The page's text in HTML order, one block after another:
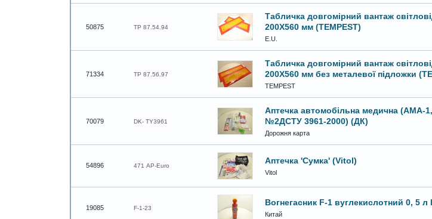
50875 TP 87.54.94
Табличка довгомірний вантаж
200Х560 мм (TEMPEST)
E.U.
71334 TP 87.56.97
Табличка довгомірний вантаж
200Х560 мм без металевої підложки
TEMPEST
70079 DK- TY3961
Аптечка автомобільна медична (АМА-1,
№2ДСТУ 3961-2000) (ДК)
Дорожня карта
54896 471 АР-Euro
Аптечка 'Сумка' (Vitol)
Vitol
19085 F-1-23
Вогнегасник F-1 вуглекислотний 0, 5 л
Китай